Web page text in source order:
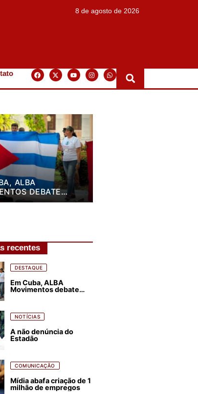
8 de agosto de 2026
ALBA
DEBATE
LUTA PARA OS
recentes
DESTAQUE
Em Cuba, ALBA
Movimentos debate
NOTÍCIAS
A não denúncia do
Estadão
COMUNICAÇÃO
Mídia abafa criação de 1
milhão de empregos